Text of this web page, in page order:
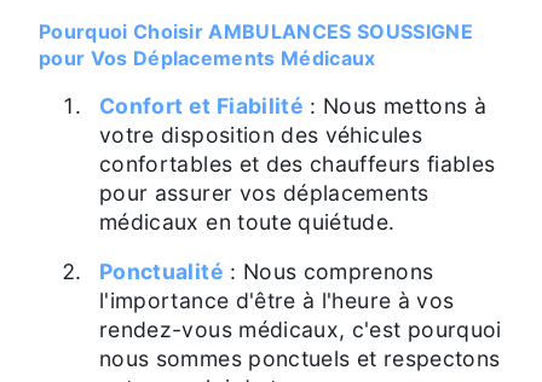
Pourquoi Choisir AMBULANCES SOUSSIGNE
pour Vos Déplacements Médicaux
Confort et Fiabilité : Nous mettons à
votre disposition des véhicules
confortables et des chauffeurs fiables
pour assurer vos déplacements
médicaux en toute quiétude.
Ponctualité : Nous comprenons
l'importance d'être à l'heure à vos
rendez-vous médicaux, c'est pourquoi
nous sommes ponctuels et respectons